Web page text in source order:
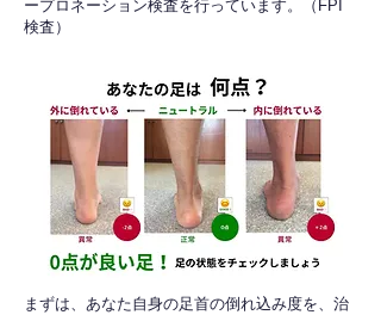
ープロネーション検査を行っています。（FPI
検査）​
​まずは、あなた自身の足首の倒れ込み度を、治